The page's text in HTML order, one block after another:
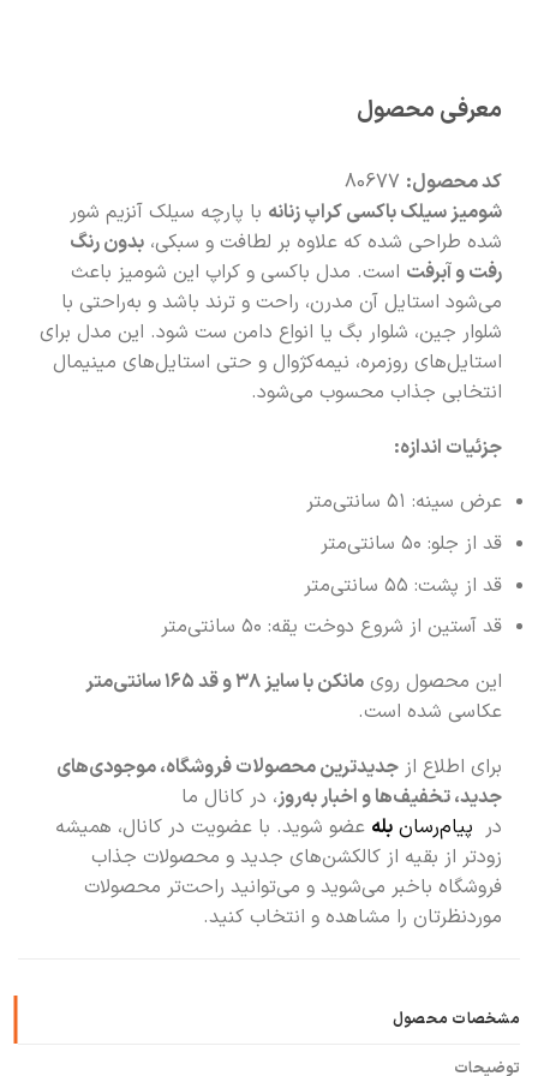
معرفی محصول
کد محصول: 80677
شومیز سیلک باکسی کراپ زنانهبا پارچه سیلک آنزیم شور
شده طراحی شده که علاوه بر لطافت و سبکی، بدون رنگ
رفت و آبرفتاست. مدل باکسی و کراپ این شومیز باعث
می‌شود استایل آن مدرن، راحت و ترند باشد و به‌راحتی با
شلوار جین، شلوار بگ یا انواع دامن ست شود. این مدل برای
استایل‌های روزمره، نیمه‌کژوال و حتی استایل‌های مینیمال
انتخابی جذاب محسوب می‌شود.
جزئیات اندازه:
عرض سینه: ۵۱ سانتی‌متر
قد از جلو: ۵۰ سانتی‌متر
قد از پشت: ۵۵ سانتی‌متر
قد آستین از شروع دوخت یقه: ۵۰ سانتی‌متر
این محصول روی مانکن با سایز ۳۸ و قد ۱۶۵ سانتی‌متر
عکاسی شده است.
برای اطلاع از جدیدترین محصولات فروشگاه، موجودی‌های
جدید، تخفیف‌ها و اخبار به‌روز، در کانال ما
در پیام‌رسان بله عضو شوید. با عضویت در کانال، همیشه
زودتر از بقیه از کالکشن‌های جدید و محصولات جذاب
فروشگاه باخبر می‌شوید و می‌توانید راحت‌تر محصولات
موردنظرتان را مشاهده و انتخاب کنید.
مشخصات محصول
توضیحات